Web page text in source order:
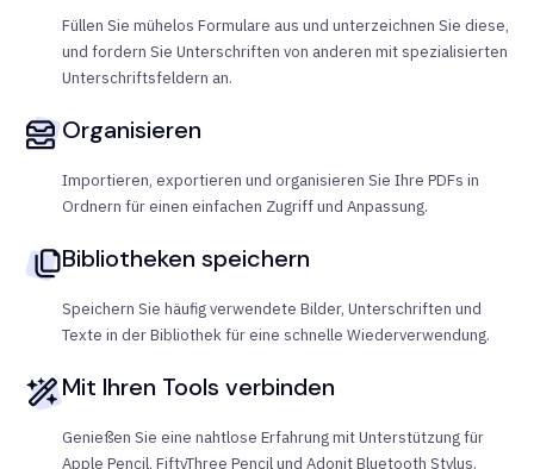
Füllen Sie mühelos Formulare aus und unterzeichnen Sie diese,
und fordern Sie Unterschriften von anderen mit spezialisierten
Unterschriftsfeldern an.
Organisieren
Importieren, exportieren und organisieren Sie Ihre PDFs in
Ordnern für einen einfachen Zugriff und Anpassung.
Bibliotheken speichern
Speichern Sie häufig verwendete Bilder, Unterschriften und
Texte in der Bibliothek für eine schnelle Wiederverwendung.
Mit Ihren Tools verbinden
Genießen Sie eine nahtlose Erfahrung mit Unterstützung für
Apple Pencil, FiftyThree Pencil und Adonit Bluetooth Stylus.